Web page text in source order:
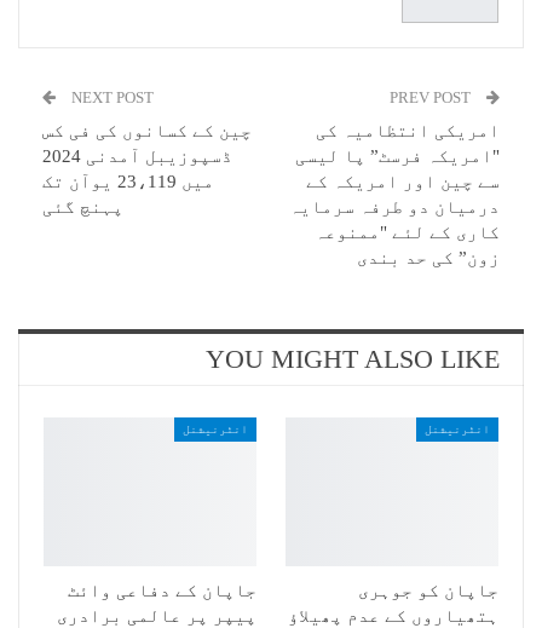
امریکی انتظامیہ کی
"امریکہ فرسٹ” پا لیسی
سے چین اور امریکہ کے
درمیان دو طرفہ سرمایہ
کاری کے لئے "ممنوعہ
زون” کی حد بندی
NEXT POST
چین کے کسانوں کی فی کس
ڈسپوزیبل آمدنی 2024
میں 23،119 یوآن تک
پہنچ گئی
YOU MIGHT ALSO LIKE
انٹرنیشنل
جاپان کو جوہری
ہتھیاروں کے عدم پھیلاؤ
انٹرنیشنل
جاپان کے دفاعی وائٹ
پیپر پر عالمی برادری